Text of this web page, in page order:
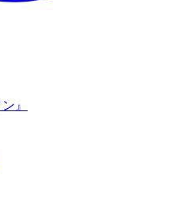
』